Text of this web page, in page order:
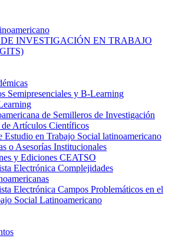
DE INVESTIGACIÓN EN TRABAJO
Semipresenciales y B-Learning
de Semilleros de Investigación
de Artículos Científicos
Estudio en Trabajo Social latinoamericano
o Asesorías Institucionales
y Ediciones CEATSO
Electrónica Complejidades
Electrónica Campos Problemáticos en el
Social Latinoamericano